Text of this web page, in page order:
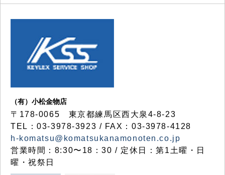
（有）小松金物店
〒178-0065 東京都練馬区西大泉4-8-23
TEL：03-3978-3923 / FAX：03-3978-4128
h-komatsu@komatsukanamonoten.co.jp
営業時間：8:30〜18：30 / 定休日：第1土曜・日
曜・祝祭日